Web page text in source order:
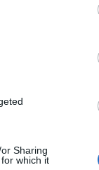
Sharing
which it